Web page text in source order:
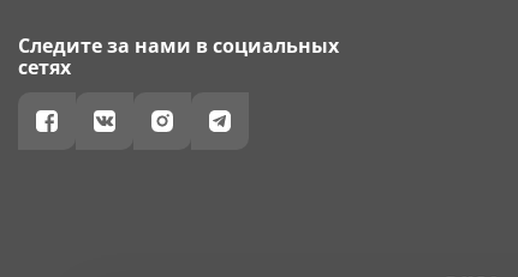
Следите за нами в социальных
сетях